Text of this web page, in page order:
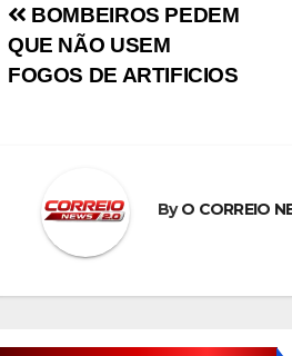
Navegação de
BOMBEIROS PEDEM
QUE NÃO USEM
FOGOS DE ARTIFICIOS
ByO CORREIO